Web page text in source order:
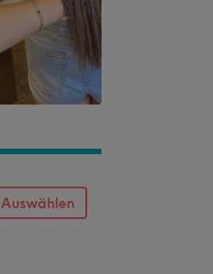
Auswählen